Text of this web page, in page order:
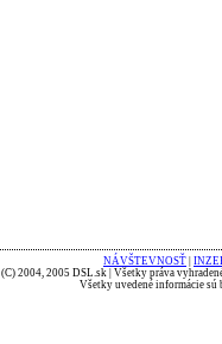
NÁVŠTEVNOSŤ
(C) 2004, 2005 DSL.sk | Všetky práva
Všetky uvedené informácie sú